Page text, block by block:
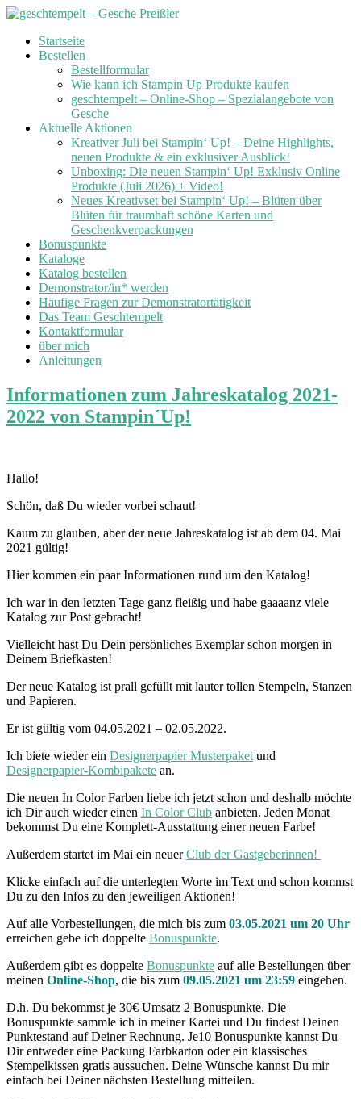
Skip
Startseite
Bestellen
Bestellformular
Wie kann ich Stampin Up Produkte kaufen
geschtempelt – Online-Shop – Spezialangebote von
Gesche
Aktuelle Aktionen
Kreativer Juli bei Stampin‘ Up! – Deine Highlights,
neuen Produkte & ein exklusiver Ausblick!
Unboxing: Die neuen Stampin‘ Up! Exklusiv Online
Produkte (Juli 2026) + Video!
Neues Kreativset bei Stampin‘ Up! – Blüten über
Blüten für traumhaft schöne Karten und
Geschenkverpackungen
Bonuspunkte
Kataloge
Katalog bestellen
Demonstrator/in* werden
Häufige Fragen zur Demonstratortätigkeit
Das Team Geschtempelt
Kontaktformular
über mich
Anleitungen
Informationen zum Jahreskatalog 2021-
2022 von Stampin´Up!
Hallo!
Schön, daß Du wieder vorbei schaut!
Kaum zu glauben, aber der neue Jahreskatalog ist ab dem 04. Mai
2021 gültig!
Hier kommen ein paar Informationen rund um den Katalog!
Ich war in den letzten Tage ganz fleißig und habe gaaaanz viele
Katalog zur Post gebracht!
Vielleicht hast Du Dein persönliches Exemplar schon morgen in
Deinem Briefkasten!
Der neue Katalog ist prall gefüllt mit lauter tollen Stempeln, Stanzen
und Papieren.
Er ist gültig vom 04.05.2021 – 02.05.2022.
Ich biete wieder ein Designerpapier Musterpaket und
Designerpapier-Kombipakete an.
Die neuen In Color Farben liebe ich jetzt schon und deshalb möchte
ich Dir auch wieder einen In Color Club anbieten. Jeden Monat
bekommst Du eine Komplett-Ausstattung einer neuen Farbe!
Außerdem startet im Mai ein neuerClub der Gastgeberinnen!
Klicke einfach auf die unterlegten Worte im Text und schon kommst
Du zu den Infos zu den jeweiligen Aktionen!
Auf alle Vorbestellungen, die mich bis zum 03.05.2021 um 20 Uhr
erreichen gebe ich doppelte Bonuspunkte.
Außerdem gibt es doppelte Bonuspunkte auf alle Bestellungen über
meinen Online-Shop, die bis zum 09.05.2021 um 23:59 eingehen.
D.h. Du bekommst je 30€ Umsatz 2 Bonuspunkte. Die
Bonuspunkte sammle ich in meiner Kartei und Du findest Deinen
Punktestand auf Deiner Rechnung. Je10 Bonuspunkte kannst Du
Dir entweder eine Packung Farbkarton oder ein klassisches
Stempelkissen gratis aussuchen. Deine Wünsche kannst Du mir
einfach bei Deiner nächsten Bestellung mitteilen.